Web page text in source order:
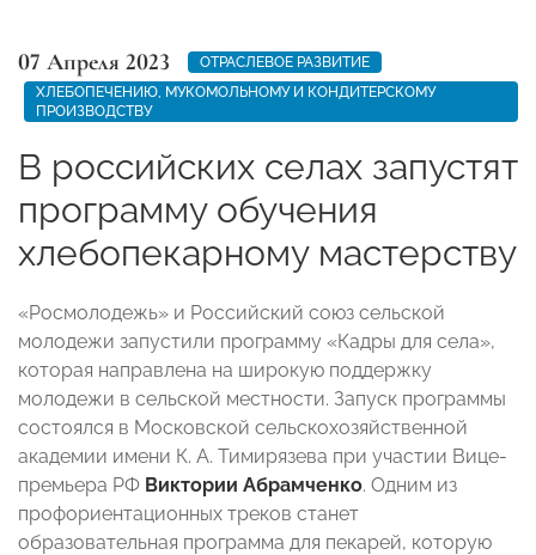
07 Апреля 2023
ОТРАСЛЕВОЕ РАЗВИТИЕ
ХЛЕБОПЕЧЕНИЮ, МУКОМОЛЬНОМУ И КОНДИТЕРСКОМУ
ПРОИЗВОДСТВУ
В российских селах запустят
программу обучения
хлебопекарному мастерству
«Росмолодежь» и Российский союз сельской
молодежи запустили программу «Кадры для села»,
которая направлена на широкую поддержку
молодежи в сельской местности. Запуск программы
состоялся в Московской сельскохозяйственной
академии имени К. А. Тимирязева при участии Вице-
премьера РФ Виктории Абрамченко. Одним из
профориентационных треков станет
образовательная программа для пекарей, которую